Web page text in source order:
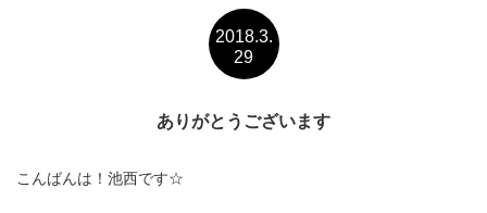
2018.3.
29
ありがとうございます
こんばんは！池西です☆